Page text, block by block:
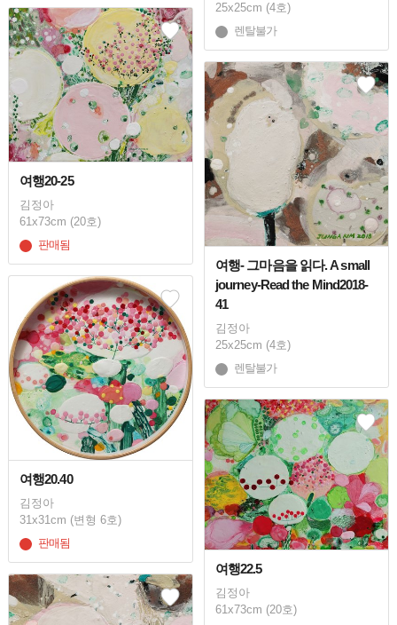
25x25cm (4호)
렌탈불가
여행20-25
김정아
61x73cm (20호)
판매됨
여행- 그마음을 읽다. A small
journey-Read the Mind2018-
41
김정아
25x25cm (4호)
렌탈불가
여행20.40
김정아
31x31cm (변형 6호)
판매됨
여행22.5
김정아
61x73cm (20호)